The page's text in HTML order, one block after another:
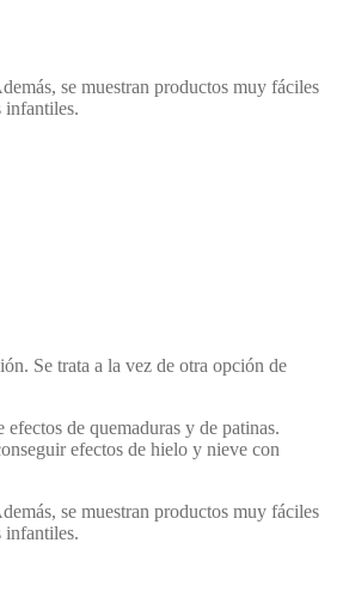
se muestran productos muy fáciles
infantiles.
Se trata a la vez de otra opción de
de quemaduras y de patinas.
efectos de hielo y nieve con
se muestran productos muy fáciles
infantiles.